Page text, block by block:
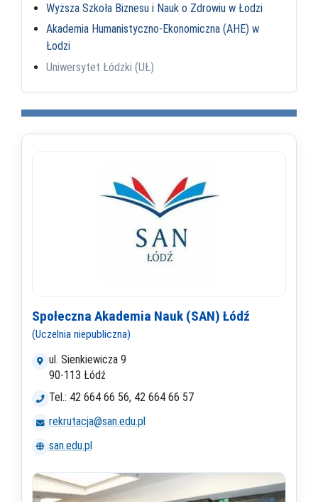
Wyższa Szkoła Biznesu i Nauk o Zdrowiu w Łodzi
Akademia Humanistyczno-Ekonomiczna (AHE) w
Łodzi
Uniwersytet Łódzki (UŁ)
Społeczna Akademia Nauk (SAN) Łódź
(Uczelnia niepubliczna)
ul. Sienkiewicza 9
90-113 Łódź
Tel.: 42 664 66 56, 42 664 66 57
rekrutacja@san.edu.pl
san.edu.pl